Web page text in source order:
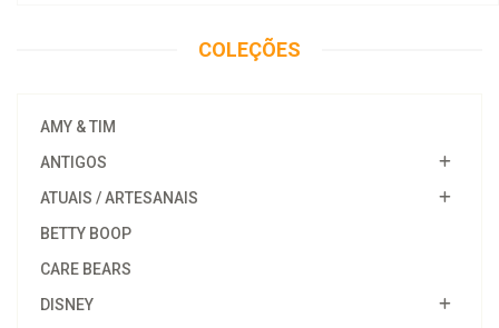
COLEÇÕES
AMY & TIM
ANTIGOS
ATUAIS / ARTESANAIS
BETTY BOOP
CARE BEARS
DISNEY